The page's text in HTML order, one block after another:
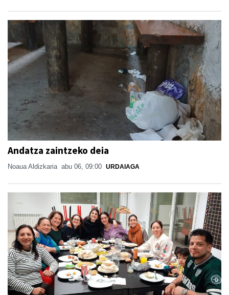
Andatza zaintzeko deia
Noaua Aldizkaria abu 06, 09:00 URDAIAGA